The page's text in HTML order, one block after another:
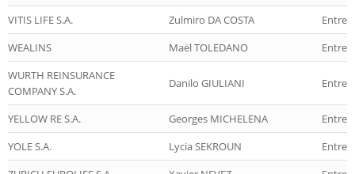
VITIS LIFE S.A.
Zulmiro DA COSTA
WEALINS
Maël TOLEDANO
WURTH REINSURANCE
COMPANY S.A.
Danilo GIULIANI
YELLOW RE S.A. Georges MICHELENA
YOLE S.A.
Lycia SEKROUN